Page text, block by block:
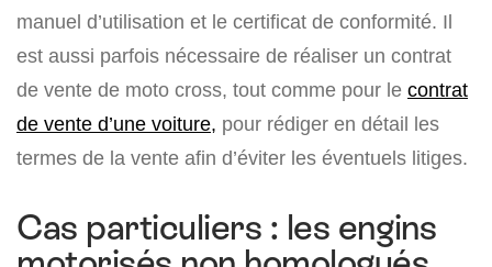
manuel d’utilisation et le certificat de conformité. Il
est aussi parfois nécessaire de réaliser un contrat
de vente de moto cross, tout comme pour le contrat
de vente d’une voiture, pour rédiger en détail les
termes de la vente afin d’éviter les éventuels litiges.
Cas particuliers : les engins